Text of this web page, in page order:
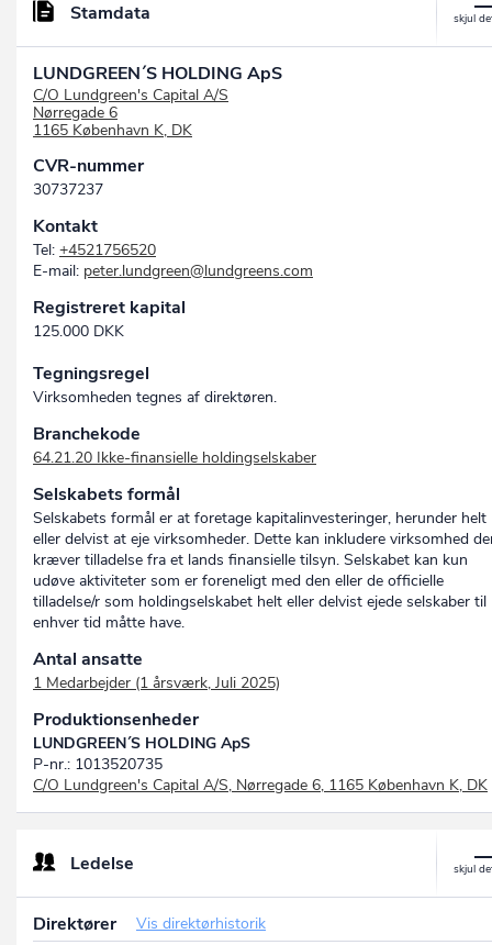
Stamdata
LUNDGREEN´S HOLDING ApS
C/O Lundgreen's Capital A/S
Nørregade 6
1165 København K, DK
CVR-nummer
30737237
Kontakt
Tel: +4521756520
E-mail: peter.lundgreen@lundgreens.com
Registreret kapital
125.000 DKK
Tegningsregel
Virksomheden tegnes af direktøren.
Branchekode
64.21.20 Ikke-finansielle holdingselskaber
Selskabets formål
Selskabets formål er at foretage kapitalinvesteringer, herunder helt
eller delvist at eje virksomheder. Dette kan inkludere virksomhed
kræver tilladelse fra et lands finansielle tilsyn. Selskabet kan kun
udøve aktiviteter som er foreneligt med den eller de officielle
tilladelse/r som holdingselskabet helt eller delvist ejede selskaber til
enhver tid måtte have.
Antal ansatte
1 Medarbejder (1 årsværk, Juli 2025)
Produktionsenheder
LUNDGREEN´S HOLDING ApS
P-nr.: 1013520735
C/O Lundgreen's Capital A/S, Nørregade 6, 1165 København K, DK
Ledelse
Direktører Vis direktørhistorik